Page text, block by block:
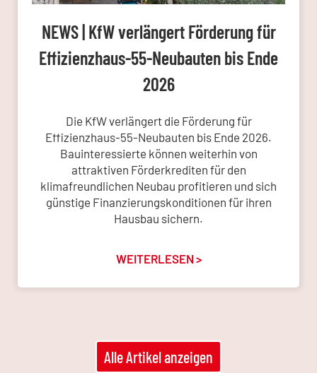
NEWS | KfW verlängert Förderung für
Effizienzhaus-55-Neubauten bis Ende
2026
Die KfW verlängert die Förderung für
Effizienzhaus-55-Neubauten bis Ende 2026.
Bauinteressierte können weiterhin von
attraktiven Förderkrediten für den
klimafreundlichen Neubau profitieren und sich
günstige Finanzierungskonditionen für ihren
Hausbau sichern.
WEITERLESEN >
Alle Artikel anzeigen